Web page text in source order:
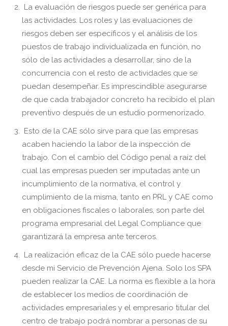
La evaluación de riesgos puede ser genérica para
las actividades. Los roles y las evaluaciones de
riesgos deben ser específicos y el análisis de los
puestos de trabajo individualizada en función, no
sólo de las actividades a desarrollar, sino de la
concurrencia con el resto de actividades que se
puedan desempeñar. Es imprescindible asegurarse
de que cada trabajador concreto ha recibido el plan
preventivo después de un estudio pormenorizado.
Esto de la CAE sólo sirve para que las empresas
acaben haciendo la labor de la inspección de
trabajo. Con el cambio del Código penal a raíz del
cual las empresas pueden ser imputadas ante un
incumplimiento de la normativa, el control y
cumplimiento de la misma, tanto en PRL y CAE como
en obligaciones fiscales o laborales, son parte del
programa empresarial del Legal Compliance que
garantizará la empresa ante terceros.
La realización eficaz de la CAE sólo puede hacerse
desde mi Servicio de Prevención Ajena. Solo los SPA
pueden realizar la CAE. La norma es flexible a la hora
de establecer los medios de coordinación de
actividades empresariales y el empresario titular del
centro de trabajo podrá nombrar a personas de su